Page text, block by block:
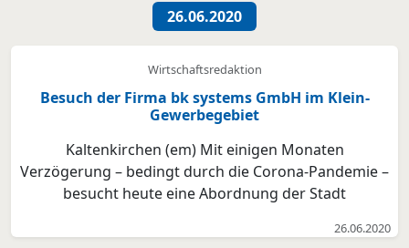
die Inhaber Lars Kobialka, Björn Möser ...
26.06.2020
Wirtschaftsredaktion
Besuch der Firma bk systems GmbH im Klein-
Gewerbegebiet
Kaltenkirchen (em) Mit einigen Monaten
Verzögerung – bedingt durch die Corona-Pandemie –
besucht heute eine Abordnung der Stadt
in der Marie-Curie-Straße, das sich im September
26.06.2020